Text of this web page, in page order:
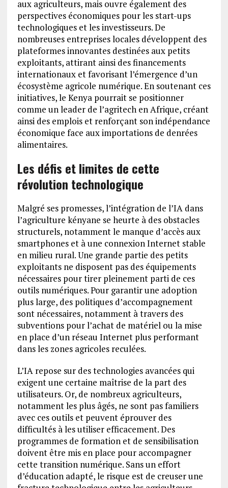
aux agriculteurs, mais ouvre également des
perspectives économiques pour les start-ups
technologiques et les investisseurs. De
nombreuses entreprises locales développent des
plateformes innovantes destinées aux petits
exploitants, attirant ainsi des financements
internationaux et favorisant l’émergence d’un
écosystème agricole numérique. En soutenant ces
initiatives, le Kenya pourrait se positionner
comme un leader de l’agritech en Afrique, créant
ainsi des emplois et renforçant son indépendance
économique face aux importations de denrées
alimentaires.
Les défis et limites de cette
révolution technologique
Malgré ses promesses, l’intégration de l’IA dans
l’agriculture kényane se heurte à des obstacles
structurels, notamment le manque d’accès aux
smartphones et à une connexion Internet stable
en milieu rural. Une grande partie des petits
exploitants ne disposent pas des équipements
nécessaires pour tirer pleinement parti de ces
outils numériques. Pour garantir une adoption
plus large, des politiques d’accompagnement
sont nécessaires, notamment à travers des
subventions pour l’achat de matériel ou la mise
en place d’un réseau Internet plus performant
dans les zones agricoles reculées.
L’IA repose sur des technologies avancées qui
exigent une certaine maîtrise de la part des
utilisateurs. Or, de nombreux agriculteurs,
notamment les plus âgés, ne sont pas familiers
avec ces outils et peuvent éprouver des
difficultés à les utiliser efficacement. Des
programmes de formation et de sensibilisation
doivent être mis en place pour accompagner
cette transition numérique. Sans un effort
d’éducation adapté, le risque est de creuser une